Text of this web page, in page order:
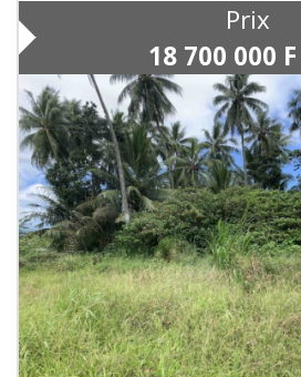
Prix
18 700 000